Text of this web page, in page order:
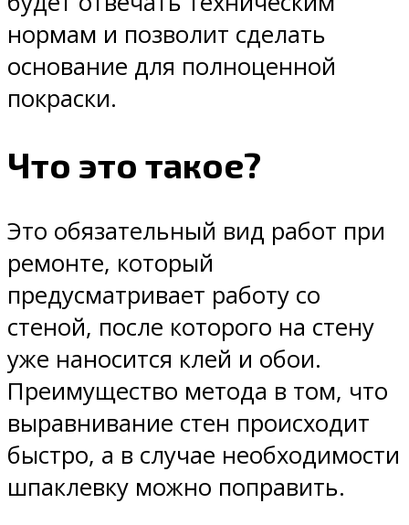
нормам и позволит сделать
основание для полноценной
покраски.
Что это такое?
Это обязательный вид работ при
ремонте, который
предусматривает работу со
стеной, после которого на стену
уже наносится клей и обои.
Преимущество метода в том, что
выравнивание стен происходит
быстро, а в случае необходимости
шпаклевку можно поправить.